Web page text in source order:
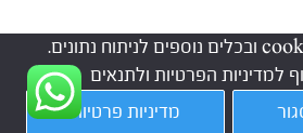
אנו משתמשים בקבצי cookies ובכלים נוספים לניתוח נתונים.
למדיניות הפרטיות ולתנאים
מדיניות פרטיות